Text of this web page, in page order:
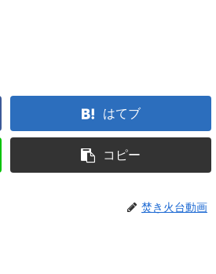
はてブ
コピー
焚き火台動画